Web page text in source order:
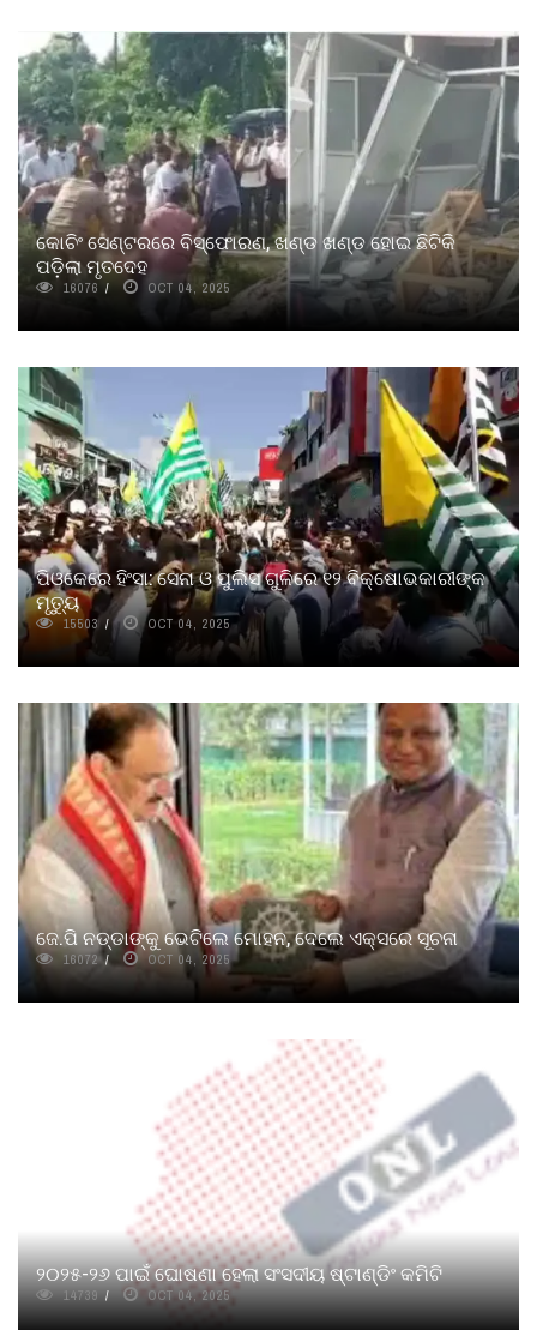
କୋଚିଂ ସେଣ୍ଟରରେ ବିସ୍ଫୋରଣ, ଖଣ୍ଡ ଖଣ୍ଡ ହୋଇ ଛିଟିକି
ପଡ଼ିଲା ମୃତଦେହ
16076 OCT 04, 2025
ପିଓକେରେ ହିଂସା: ସେନା ଓ ପୁଲିସ ଗୁଳିରେ ୧୨ ବିକ୍ଷୋଭକାରୀଙ୍କ
ମୃତ୍ୟୁ
15503 OCT 04, 2025
ଜେ.ପି ନଡ୍ଡାଙ୍କୁ ଭେଟିଲେ ମୋହନ, ଦେଲେ ଏକ୍ସରେ ସୂଚନା
16072 OCT 04, 2025
୨୦୨୫-୨୬ ପାଇଁ ଘୋଷଣା ହେଲା ସଂସଦୀୟ ଷ୍ଟାଣ୍ଡିଂ କମିଟି
14739 OCT 04, 2025